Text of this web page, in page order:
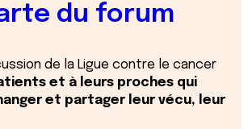
du forum
de la Ligue contre le cancer
et à leurs proches qui
et partager leur vécu, leur